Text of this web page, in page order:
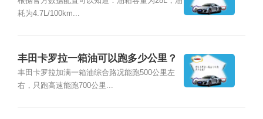
耗为4.7L/100km...
丰田卡罗拉一箱油可以跑多少公里？
丰田卡罗拉加满一箱油综合路况能跑500公里左
右，只跑高速能跑700公里...